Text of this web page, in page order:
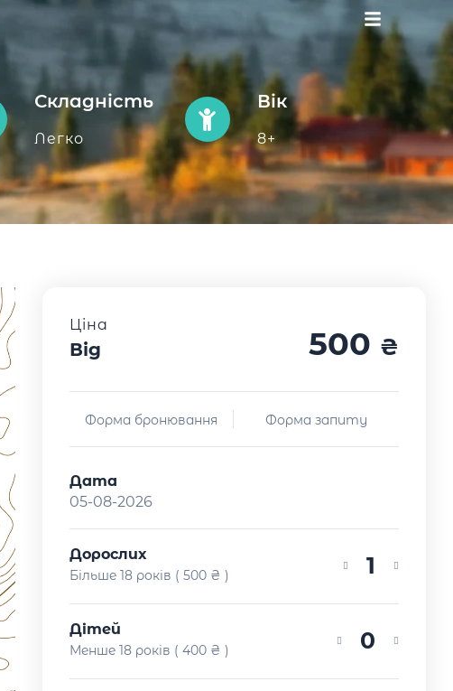
Складність
Легко
Вік
8+
Ціна
Від 500 ₴
Форма бронювання Форма запиту
Дата
Дорослих
Більше 18 років ( 500 ₴ ) 1
Дітей
Менше 18 років ( 400 ₴ ) 0